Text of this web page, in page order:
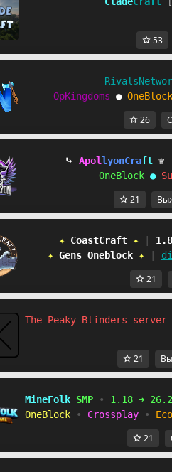
53
Ri val sNetwor
OpKingdoms ●
26
⤷ ApollyonCraft ♛
OneBl ock ● Su
21
✦ CoastCraft ✦ 1.8
✦ Gens Oneblock ✦
21
The Peaky Blinders server
21
MineFolk SMP • 1.18 ➜ 26.2
OneBlock
• Crossplay •
21